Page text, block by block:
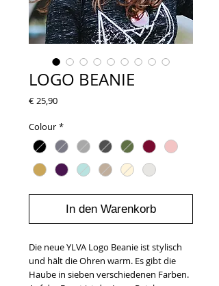
LOGO BEANIE
€ 25,90Preis
Colour *
In den Warenkorb
Die neue YLVA Logo Beanie ist stylisch
und hält die Ohren warm. Es gibt die
Haube in sieben verschiedenen Farben.